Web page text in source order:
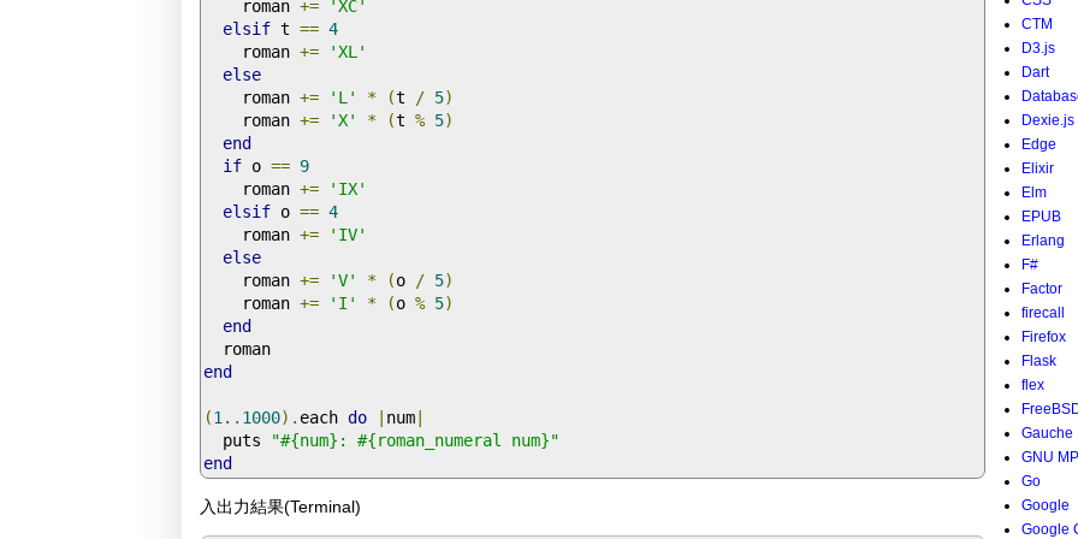
    roman
+=
'XC'
elsif t == 4
    roman
+=
'XL'
else
    roman
+= 'L' * (t / 5)
    roman
+= 'X' * (t % 5)
end
if o == 9
    roman
+=
'IX'
elsif o == 4
    roman
+=
'IV'
else
    roman
+= 'V' * (o / 5)
    roman
+= 'I' * (o % 5)
end
  roman
end
(1. . 1000). each do num|
  puts
"#{num}: #{roman_numeral num}"
end
入出力結果(Terminal)
CTM
D3.js
Dart
Dexie.js
Edge
Elixir
Elm
EPUB
Erlang
F#
Factor
firecall
Firefox
Flask
flex
Gauche
GNU
Go
Google
Google